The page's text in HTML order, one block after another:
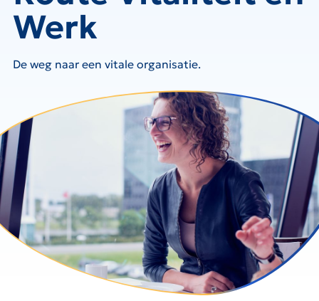
Werk
De weg naar een vitale organisatie.